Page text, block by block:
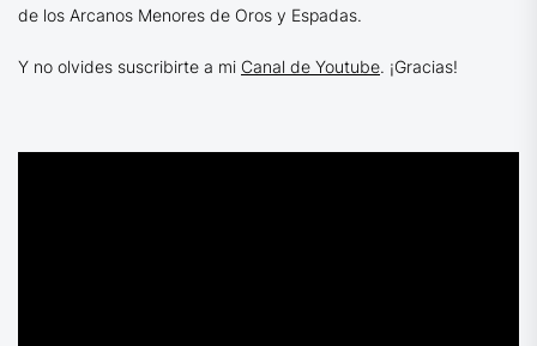
de los Arcanos Menores de Oros y Espadas.
Y no olvides suscribirte a mi Canal de Youtube. ¡Gracias!